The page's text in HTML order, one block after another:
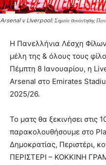
Arsenal v Liverpool: Σημεία συνάντησης
Η Πανελλήνια Λέσχη
μέλη της & όλους τους
Πέμπτη 8 Ιανουαρίου, η
Arsenal στο Emirates
2025/26.
Το ματς θα ξεκινήσει στις
παρακολουθήσουμε στο
Δημοκρατίας, Περιστέρι,
ΠΕΡΙΣΤΕΡΙ – ΚΟΚΚΙΝΗ